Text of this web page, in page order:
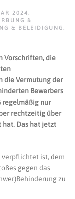
2024 .
&
& BELEIDIGUNG .
Vorschriften, die
die Vermutung der
Bewerbers
regelmäßig nur
rechtzeitig über
hat. Das hat jetzt
verpflichtet ist, dem
gegen das
zu